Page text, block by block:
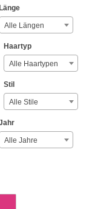
Länge
Alle Längen
Haartyp
Alle Haartypen
Stil
Alle Stile
Alle Jahre